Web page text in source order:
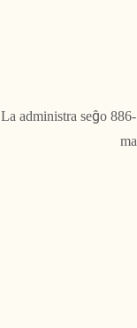
La administra seĝo